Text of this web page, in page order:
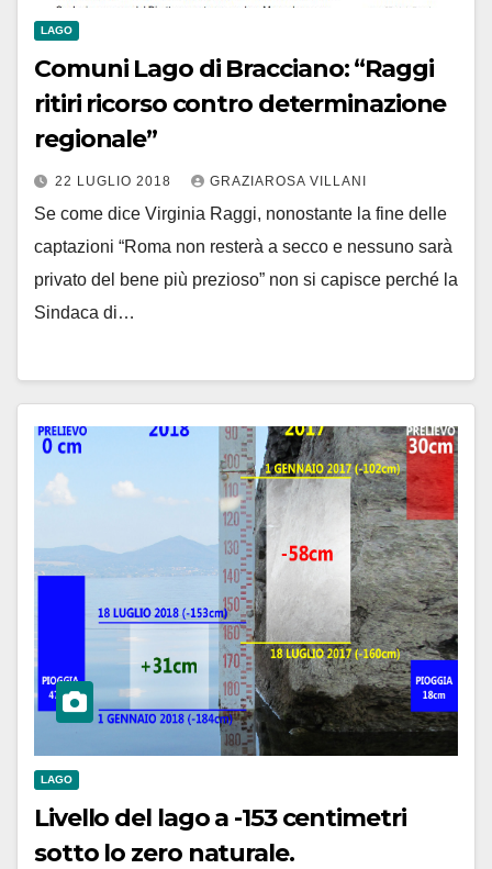
LAGO
Comuni Lago di Bracciano: “Raggi
ritiri ricorso contro determinazione
regionale”
22 LUGLIO 2018 GRAZIAROSA VILLANI
Se come dice Virginia Raggi, nonostante la fine delle
captazioni “Roma non resterà a secco e nessuno sarà
privato del bene più prezioso” non si capisce perché la
Sindaca di…
LAGO
Livello del lago a -153 centimetri
sotto lo zero naturale.